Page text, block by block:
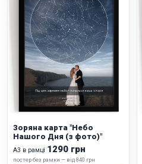
Зоряна карта "Небо
Нашого Дня (з фото)"
А3 в рамці 1290 грн
постер без рамки — від 840 грн